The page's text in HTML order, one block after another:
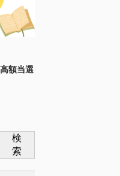
額当選
検
索